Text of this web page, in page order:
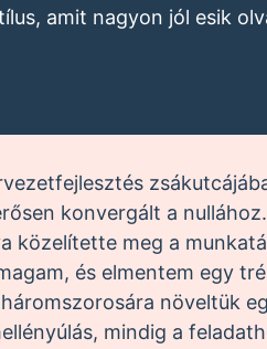
amit nagyon jól esik
konvergált a
közelítette meg a
és elmentem egy
növeltük
mindig a